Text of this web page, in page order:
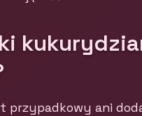
przypadkowy ani